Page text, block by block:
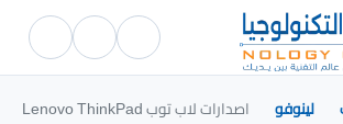
لينوفو اصدارات لاب توب Lenovo ThinkPad